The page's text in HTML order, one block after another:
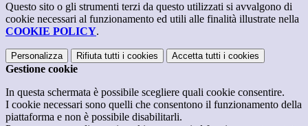
Questo sito o gli strumenti terzi da questo utilizzati si avvalgono di
cookie necessari al funzionamento ed utili alle finalità illustrate nella
COOKIE POLICY.
Personalizza Rifiuta tutti i cookies Accetta tutti i cookies
Gestione cookie
In questa schermata è possibile scegliere quali cookie consentire.
I cookie necessari sono quelli che consentono il funzionamento della
piattaforma e non è possibile disabilitarli.